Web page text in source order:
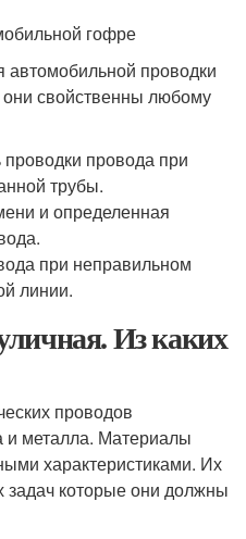
гофре
автомобильной проводки
они свойственны любому
провода при
трубы.
и определенная
при неправильном
линии.
Из каких
проводов
и металла. Материалы
характеристиками. Их
задач которые они должны